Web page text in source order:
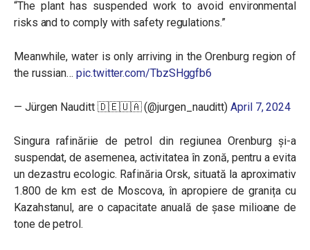
“The plant has suspended work to avoid environmental
risks and to comply with safety regulations.”
Meanwhile, water is only arriving in the Orenburg region of
the russian…pic.twitter.com/TbzSHggfb6
— Jürgen Nauditt 🇩🇪🇺🇦 (@jurgen_nauditt)April 7, 2024
Singura rafinăriie de petrol din regiunea Orenburg și-a
suspendat, de asemenea, activitatea în zonă, pentru a evita
un dezastru ecologic. Rafinăria Orsk, situată la aproximativ
1.800 de km est de Moscova, în apropiere de granița cu
Kazahstanul, are o capacitate anuală de șase milioane de
tone de petrol.